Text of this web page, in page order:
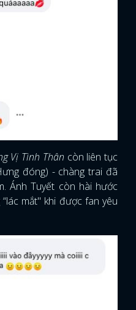
Vị Tình Thân còn liên tục
đóng) - chàng trai đã
Ánh Tuyết còn hài hước
mắt" khi được fan yêu